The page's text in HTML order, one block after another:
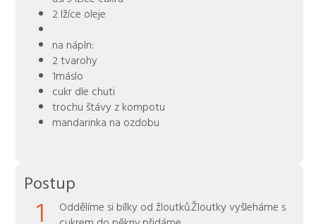
2 lžíce oleje
na nápln:
2 tvarohy
1máslo
cukr dle chuti
trochu štávy z kompotu
mandarinka na ozdobu
Postup
1
Oddělíme si bílky od žloutků.Žloutky vyšleháme s